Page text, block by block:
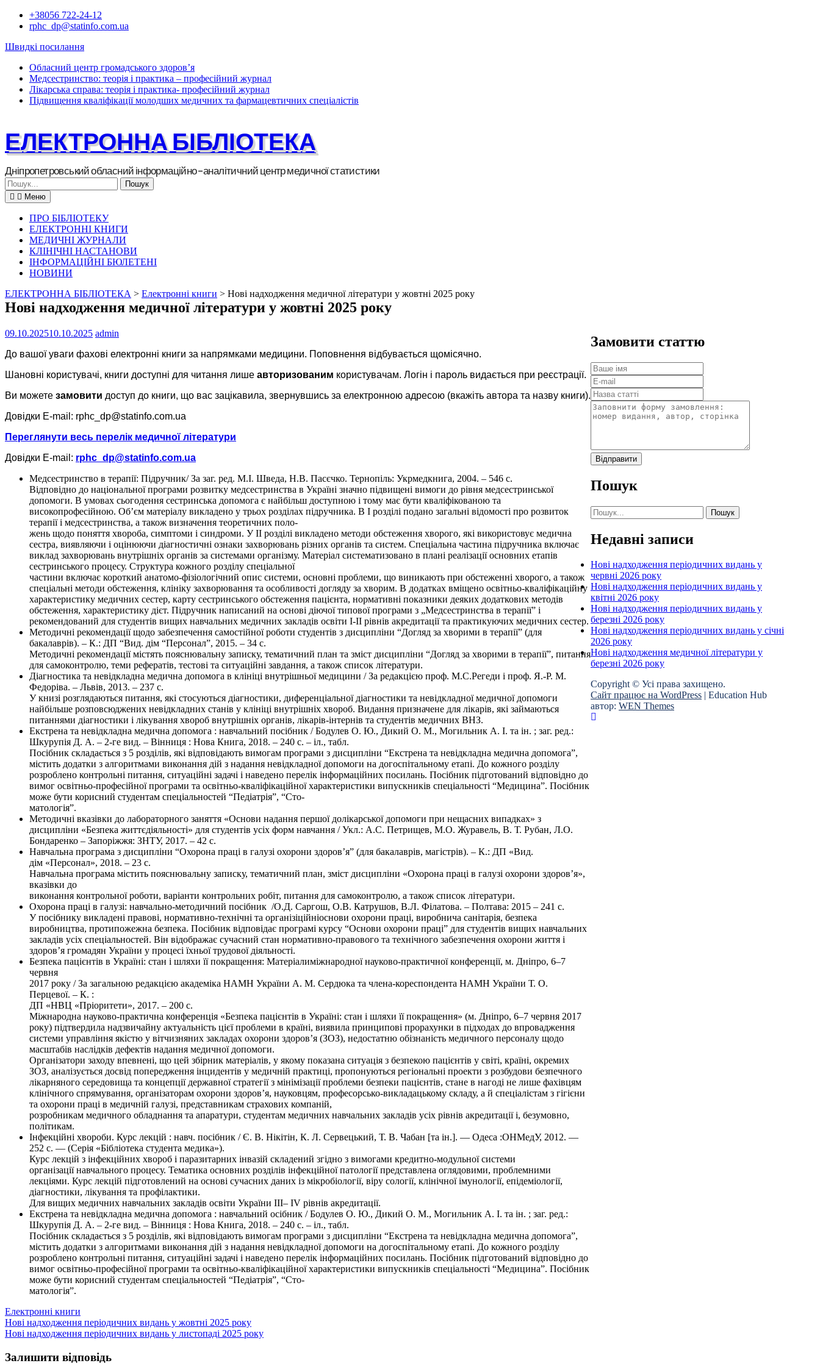
Перейти+38056 722-24-12
rphc_dp@statinfo.com.ua
Швидкі посилання
Обласний центр громадського здоров’я
Медсестринство: теорія і практика – професійний журнал
Лікарська справа: теорія і практика- професійний журнал
Підвищення кваліфікації молодших медичних та фармацевтичних спеціалістів
ЕЛЕКТРОННА БІБЛІОТЕКА
Дніпропетровський обласний інформаційно-аналітичний центр медичної статистики
Шукати:
Меню
ПРО БІБЛІОТЕКУ
ЕЛЕКТРОННІ КНИГИ
МЕДИЧНІ ЖУРНАЛИ
КЛІНІЧНІ НАСТАНОВИ
ІНФОРМАЦІЙНІ БЮЛЕТЕНІ
НОВИНИ
ЕЛЕКТРОННА БІБЛІОТЕКА > Електронні книги > Нові надходження медичної літератури у жовтні 2025 року
Нові надходження медичної літератури у жовтні 2025 року
09.10.202510.10.2025 admin
До вашої уваги фахові електронні книги за напрямками медицини. Поповнення відбувається щомісячно.
Шановні користувачі, книги доступні для читання лише авторизованим користувачам. Логін і пароль видається при реєстрації.
Ви можете замовити доступ до книги, що вас зацікавила, звернувшись за електронною адресою (вкажіть автора та назву книги).
Довідки E-mail: rphc_dp@statinfo.com.ua
Переглянути весь перелік медичної літератури
Довідки E-mail: rphc_dp@statinfo.com.ua
Медсестринство в терапії: Підручник/ За заг. ред. М.І. Шведа, Н.В. Пасєчко. Тернопіль: Укрмедкнига, 2004. – 546 с.
Відповідно до національної програми розвитку медсестринства в Україні значно підвищені вимоги до рівня медсестринської
допомоги. В умовах сьогодення сестринська допомога є найбільш доступною і тому має бути кваліфікованою та
високопрофесійною. Об’єм матеріалу викладено у трьох розділах підручника. В І розділі подано загальні відомості про розвиток
терапії і медсестринства, а також визначення теоретичних поло-
жень щодо поняття хвороба, симптоми і синдроми. У ІІ розділі викладено методи обстеження хворого, які використовує медична
сестра, виявляючи і оцінюючи діагностичні ознаки захворювань різних органів та систем. Спеціальна частина підручника включає
виклад захворювань внутрішніх органів за системами організму. Матеріал систематизовано в плані реалізації основних етапів
сестринського процесу. Структура кожного розділу спеціальної
частини включає короткий анатомо-фізіологічний опис системи, основні проблеми, що виникають при обстеженні хворого, а також
спеціальні методи обстеження, клініку захворювання та особливості догляду за хворим. В додатках вміщено освітньо-кваліфікаційну
характеристику медичних сестер, карту сестринського обстеження пацієнта, нормативні показники деяких додаткових методів
обстеження, характеристику дієт. Підручник написаний на основі діючої типової програми з „Медсестринства в терапії” і
рекомендований для студентів вищих навчальних медичних закладів освіти І-ІІ рівнів акредитації та практикуючих медичних сестер.
Методичні рекомендації щодо забезпечення самостійної роботи студентів з дисципліни “Догляд за хворими в терапії” (для
бакалаврів). – К.: ДП “Вид. дім “Персонал”, 2015. – 34 с.
Методичні рекомендації містять пояснювальну записку, тематичний план та зміст дисципліни “Догляд за хворими в терапії”, питання
для самоконтролю, теми рефератів, тестові та ситуаційні завдання, а також список літератури.
Діагностика та невідкладна медична допомога в клініці внутрішньої медицини / За редакцією проф. М.С.Регеди і проф. Я.-Р. М.
Федоріва. – Львів, 2013. – 237 с.
У книзі розглядаються питання, які стосуються діагностики, диференціальної діагностики та невідкладної медичної допомоги
найбільше розповсюджених невідкладних станів у клініці внутрішніх хвороб. Видання призначене для лікарів, які займаються
питаннями діагностики і лікування хвороб внутрішніх органів, лікарів-інтернів та студентів медичних ВНЗ.
Екстрена та невідкладна медична допомога : навчальний посібник / Бодулев О. Ю., Дикий О. М., Могильник А. І. та ін. ; заг. ред.:
Шкурупія Д. А. – 2-ге вид. – Вінниця : Нова Книга, 2018. – 240 с. – іл., табл.
Посібник складається з 5 розділів, які відповідають вимогам програми з дисципліни “Екстрена та невідкладна медична допомога”,
містить додатки з алгоритмами виконання дій з надання невідкладної допомоги на догоспітальному етапі. До кожного розділу
розроблено контрольні питання, ситуаційні задачі і наведено перелік інформаційних посилань. Посібник підготований відповідно до
вимог освітньо-професійної програми та освітньо-кваліфікаційної характеристики випускників спеціальності “Медицина”. Посібник
може бути корисний студентам спеціальностей “Педіатрія”, “Сто-
матологія”.
Методичні вказівки до лабораторного заняття «Основи надання першої долікарської допомоги при нещасних випадках» з
дисципліни «Безпека життєдіяльності» для студентів усіх форм навчання / Укл.: А.С. Петрищев, М.О. Журавель, В. Т. Рубан, Л.О.
Бондаренко – Запоріжжя: ЗНТУ, 2017. – 42 с.
Навчальна програма з дисципліни “Охорона праці в галузі охорони здоров’я” (для бакалаврів, магістрів). – К.: ДП «Вид.
дім «Персонал», 2018. – 23 с.
Навчальна програма містить пояснювальну записку, тематичний план, зміст дисципліни «Охорона праці в галузі охорони здоров’я»,
вказівки до
виконання контрольної роботи, варіанти контрольних робіт, питання для самоконтролю, а також список літератури.
Охорона праці в галузі: навчально-методичний посібник /О.Д. Саргош, О.В. Катрушов, В.Л. Філатова. – Полтава: 2015 – 241 с.
У посібнику викладені правові, нормативно-технічні та організіційніоснови охорони праці, виробнича санітарія, безпека
виробництва, протипожежна безпека. Посібник відповідає програмі курсу “Основи охорони праці” для студентів вищих навчальних
закладів усіх спеціальностей. Він відображає сучасний стан нормативно-правового та технічного забезпечення охорони життя і
здоров’я громадян України у процесі їхньої трудової діяльності.
Безпека пацієнтів в Україні: стан і шляхи її покращення: Матеріалиміжнародної науково-практичної конференції, м. Дніпро, 6–7
червня
2017 року / За загальною редакцією академіка НАМН України А. М. Сердюка та члена-кореспондента НАМН України Т. О.
Перцевої. – К. :
ДП «НВЦ «Пріоритети», 2017. – 200 с.
Міжнародна науково-практична конференція «Безпека пацієнтів в Україні: стан і шляхи її покращення» (м. Дніпро, 6–7 червня 2017
року) підтвердила надзвичайну актуальність цієї проблеми в країні, виявила принципові прорахунки в підходах до впровадження
системи управління якістю у вітчизняних закладах охорони здоров’я (ЗОЗ), недостатню обізнаність медичного персоналу щодо
масштабів наслідків дефектів надання медичної допомоги.
Організатори заходу впевнені, що цей збірник матеріалів, у якому показана ситуація з безпекою пацієнтів у світі, країні, окремих
ЗОЗ, аналізується досвід попередження інцидентів у медичній практиці, пропонуються регіональні проекти з розбудови безпечного
лікарняного середовища та концепції державної стратегії з мінімізації проблеми безпеки пацієнтів, стане в нагоді не лише фахівцям
клінічного спрямування, організаторам охорони здоров’я, науковцям, професорсько-викладацькому складу, а й спеціалістам з гігієни
та охорони праці в медичній галузі, представникам страхових компаній,
розробникам медичного обладнання та апаратури, студентам медичних навчальних закладів усіх рівнів акредитації і, безумовно,
політикам.
Інфекційні хвороби. Курс лекцій : навч. посібник / Є. В. Нікітін, К. Л. Сервецький, Т. В. Чабан [та ін.]. — Одеса :ОНМедУ, 2012. —
252 с. — (Серія «Бібліотека студента медика»).
Курс лекцій з інфекційних хвороб і паразитарних інвазій складений згідно з вимогами кредитно-модульної системи
організації навчального процесу. Тематика основних розділів інфекційної патології представлена оглядовими, проблемними
лекціями. Курс лекцій підготовлений на основі сучасних даних із мікробіології, віру сології, клінічної імунології, епідеміології,
діагностики, лікування та профілактики.
Для вищих медичних навчальних закладів освіти України III– IV рівнів акредитації.
Екстрена та невідкладна медична допомога : навчальний осібник / Бодулев О. Ю., Дикий О. М., Могильник А. І. та ін. ; заг. ред.:
Шкурупія Д. А. – 2-ге вид. – Вінниця : Нова Книга, 2018. – 240 с. – іл., табл.
Посібник складається з 5 розділів, які відповідають вимогам програми з дисципліни “Екстрена та невідкладна медична допомога”,
містить додатки з алгоритмами виконання дій з надання невідкладної допомоги на догоспітальному етапі. До кожного розділу
розроблено контрольні питання, ситуаційні задачі і наведено перелік інформаційних посилань. Посібник підготований відповідно до
вимог освітньо-професійної програми та освітньо-кваліфікаційної характеристики випускників спеціальності “Медицина”. Посібник
може бути корисний студентам спеціальностей “Педіатрія”, “Сто-
матологія”.
Електронні книги
Навігація
записів
Нові надходження періодичних видань у жовтні 2025 року
Нові надходження періодичних видань у листопаді 2025 року
Залишити відповідь
Замовити статтю
Відправити
Пошук
Шукати:
Недавні записи
Нові надходження періодичних видань у
червні 2026 року
Нові надходження періодичних видань у
квітні 2026 року
Нові надходження періодичних видань у
березні 2026 року
Нові надходження періодичних видань у січні
2026 року
Нові надходження медичної літератури у
березні 2026 року
Copyright © Усі права захищено.
Сайт працює на WordPress | Education Hub
автор: WEN Themes